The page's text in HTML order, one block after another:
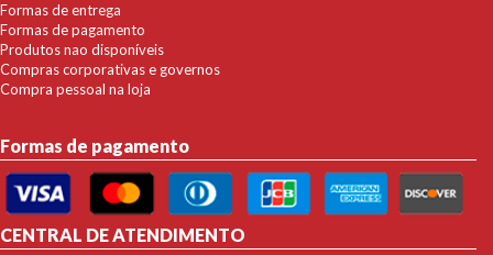
Formas de entrega
Formas de pagamento
Produtos nao disponíveis
Compras corporativas e governos
Compra pessoal na loja
Formas de pagamento
CENTRAL DE ATENDIMENTO